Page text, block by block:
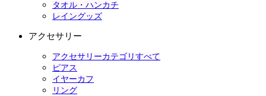
タオル・ハンカチ
レイングッズ
アクセサリー
アクセサリーカテゴリすべて
ピアス
イヤーカフ
リング